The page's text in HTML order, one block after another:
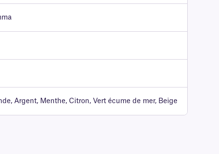
Argent, Menthe, Citron, Vert écume de mer, Beige